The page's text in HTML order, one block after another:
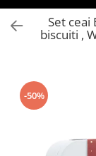
cafea capsule
Cafea boabe
cafea macinata
ceai verde
ceai negru
infuzii de fructe
ciocolata
dulceata si gem
Set ceai
biscuiti ,
-50%